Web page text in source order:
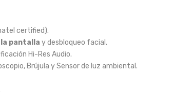
certified).
la pantalla y desbloqueo facial.
Hi-Res Audio.
Brújula y Sensor de luz ambiental.